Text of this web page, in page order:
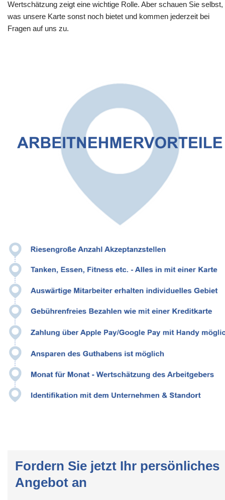
Wertschätzung zeigt eine wichtige Rolle. Aber schauen Sie selbst,
was unsere Karte sonst noch bietet und kommen jederzeit bei
Fragen auf uns zu.
Fordern Sie jetzt Ihr persönliches
Angebot an